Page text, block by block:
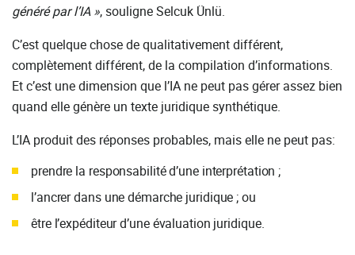
généré par l’IA», souligne Selcuk Ünlü.
C’est quelque chose de qualitativement différent,
complètement différent, de la compilation d’informations.
Et c’est une dimension que l’IA ne peut pas gérer assez bien
quand elle génère un texte juridique synthétique.
L’IA produit des réponses probables, mais elle ne peut pas:
prendre la responsabilité d’une interprétation ;
l’ancrer dans une démarche juridique ; ou
être l’expéditeur d’une évaluation juridique.